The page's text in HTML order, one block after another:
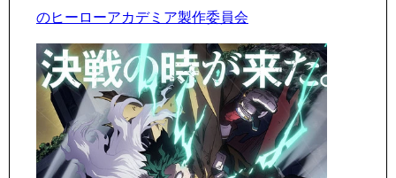
のヒーローアカデミア製作委員会